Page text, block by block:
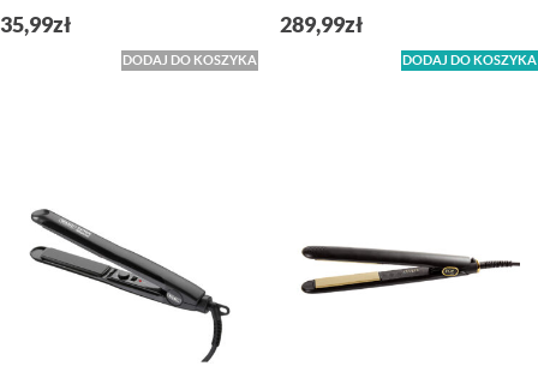
35,99zł
DODAJ DO KOSZYKA
289,99zł
DODAJ DO KOSZYKA